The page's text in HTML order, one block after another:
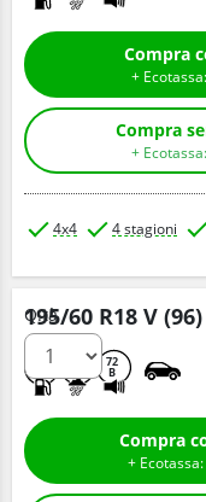
4x4 4 stagioni
195/60 R18 V (96)
72
B
Q.tà